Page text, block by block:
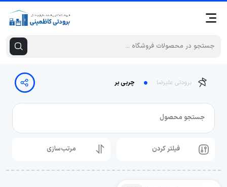
برودتی علیرضا چربی بر
جستجو محصول
فیلتر کردن مرتب‌سازی